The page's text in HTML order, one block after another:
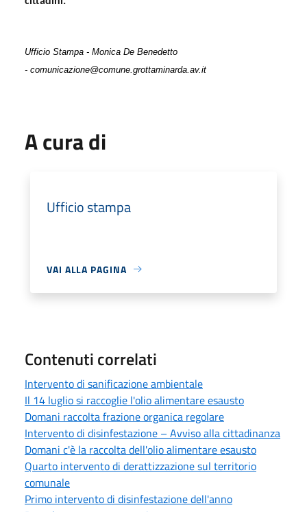
Ufficio Stampa - Monica De Benedetto
- comunicazione@comune.grottaminarda.av.it
A cura di
Ufficio stampa
VAI ALLA PAGINA
Contenuti correlati
Intervento di sanificazione ambientale
Il 14 luglio si raccoglie l'olio alimentare esausto
Domani raccolta frazione organica regolare
Intervento di disinfestazione – Avviso alla cittadinanza
Domani c'è la raccolta dell'olio alimentare esausto
Quarto intervento di derattizzazione sul territorio
comunale
Primo intervento di disinfestazione dell'anno